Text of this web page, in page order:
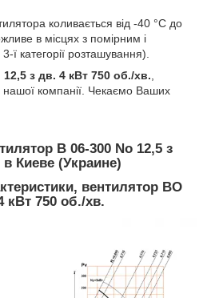
коливається від -40 °C до
в місцях з помірним і
ї категорії розташування).
з дв. 4 кВт 750 об./хв.
компанії. Чекаємо Ваших
В 06-300 No 12,5 з
Киеве (Украине)
вентилятор ВО
кВт 750 об./хв.